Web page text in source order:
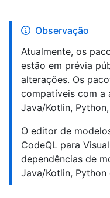
Observação
Atualmente, os
estão em prévia
alterações. Os
compatíveis com a
Java/Kotlin,
O editor de
CodeQL para
dependências de
Java/Kotlin, Python